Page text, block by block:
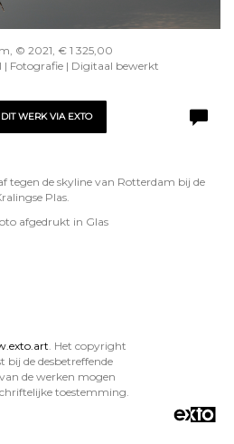
© 2021, € 1 325,00
| Fotografie | Digitaal bewerkt
WERK VIA EXTO
tegen de skyline van Rotterdam bij de
Plas.
afgedrukt in Glas
. Het copyright
bij de desbetreffende
de werken mogen
toestemming.